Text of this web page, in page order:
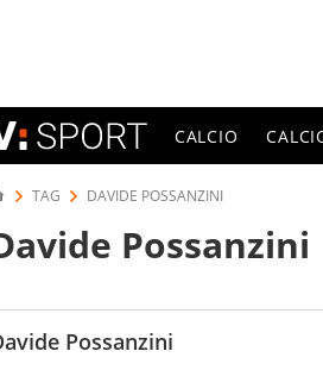
CALCIO
TAG DAVIDE POSSANZINI
Possanzini
Possanzini